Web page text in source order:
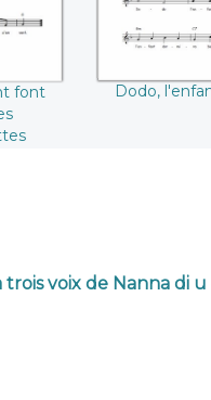
font
Dodo,
voix de Nanna di u